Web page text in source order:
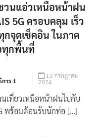
วนแอ่วเหนือหน้าฝน
5G ครอบคลุม เร็ว
กจุดเช็คอิน ในภาค
ทุกพื้นที่
าร 1
10 กรกฎาคม
2024
นเที่ยวเหนือหน้าฝนไปกับ
พร้อมต้อนรับนักท่อ […]